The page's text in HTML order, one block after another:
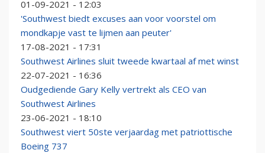
01-09-2021 - 12:03
'Southwest biedt excuses aan voor voorstel om
mondkapje vast te lijmen aan peuter'
17-08-2021 - 17:31
Southwest Airlines sluit tweede kwartaal af met winst
22-07-2021 - 16:36
Oudgediende Gary Kelly vertrekt als CEO van
Southwest Airlines
23-06-2021 - 18:10
Southwest viert 50ste verjaardag met patriottische
Boeing 737